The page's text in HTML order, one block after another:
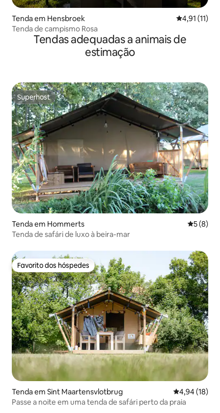
Tenda em Hensbroek
4,91 (11)
Tenda de campismo Rosa
Tendas adequadas a animais de
estimação
Superhost
Superhost
Tenda em Hommerts
5 (8)
Tenda de safári de luxo à beira-mar
Favorito dos hóspedes
Favorito dos hóspedes
Tenda em Sint Maartensvlotbrug Classificação
4,94 (18)
Passe a noite em uma tenda de safári perto da praia